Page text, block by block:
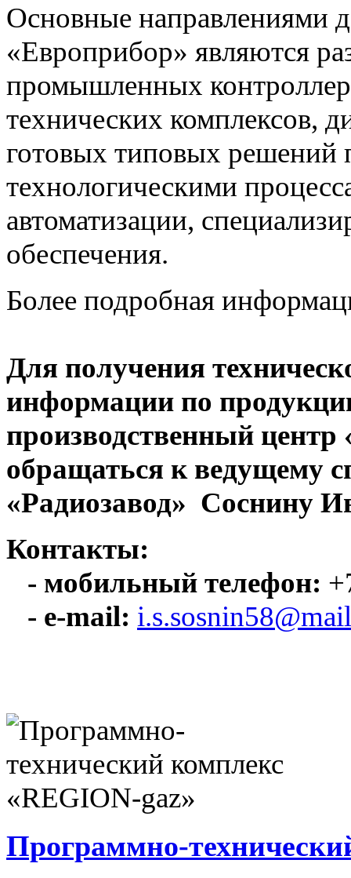
Основные
«Европрибор» являются
промышленных
технических комплексов,
готовых типовых решений
технологическими
автоматизации,
обеспечения.
Более подробная
Для получения
информации по
производственный
обращаться к ведущему
«Радиозавод» Соснину
Контакты:
- мобильный телефон:
- e-mail:
Программно-